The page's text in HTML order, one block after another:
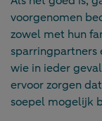
voorgenomen
zowel met hun
sparringpartners
wie in ieder
ervoor zorgen
soepel mogelijk